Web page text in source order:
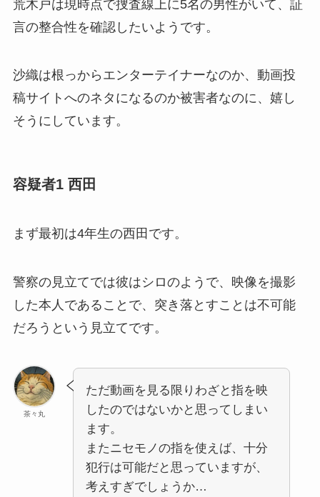
荒木戸は現時点で捜査線上に5名の男性がいて、証
言の整合性を確認したいようです。
沙織は根っからエンターテイナーなのか、動画投
稿サイトへのネタになるのか被害者なのに、嬉し
そうにしています。
容疑者1 西田
まず最初は4年生の西田です。
警察の見立てでは彼はシロのようで、映像を撮影
した本人であることで、突き落とすことは不可能
だろうという見立てです。
茶々丸
ただ動画を見る限りわざと指を映
したのではないかと思ってしまい
ます。
またニセモノの指を使えば、十分
犯行は可能だと思っていますが、
考えすぎでしょうか…